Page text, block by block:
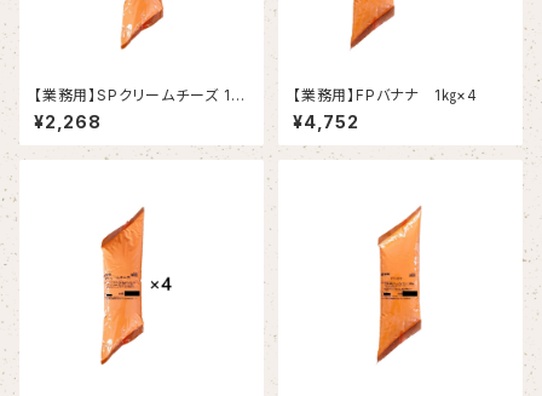
【業務用】SPクリームチーズ 1k
g
¥2,268
【業務用】FPバナナ 1㎏×4
¥4,752